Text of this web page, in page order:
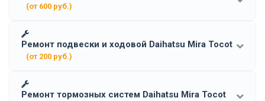
(от 600 руб.)
Ремонт подвески и ходовой Daihatsu Mira Tocot
(от 200 руб.)
Ремонт тормозных систем Daihatsu Mira Tocot